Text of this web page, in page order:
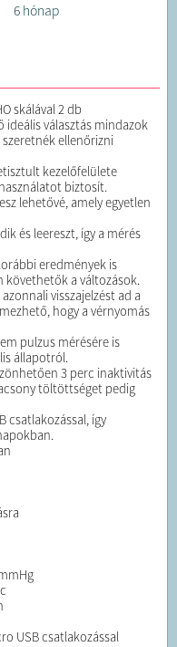
6 hónap
skálával 2 db
ideális választás mindazok
szeretnék ellenőrizni
kezelőfelülete
biztosít.
lehetővé, amely egyetlen
és leereszt, így a mérés
eredmények is
követhetők a változások.
visszajelzést ad a
hogy a vérnyomás
pulzus mérésére is
állapotról.
3 perc inaktivitás
töltöttséget pedig
csatlakozással, így
USB csatlakozással